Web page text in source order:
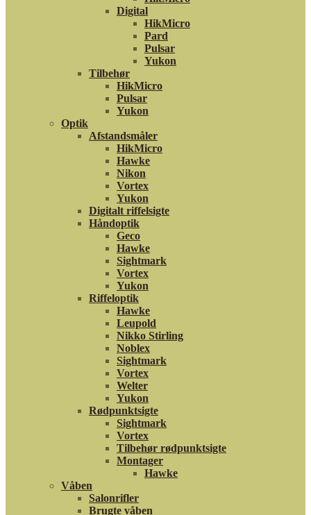
Digital
HikMicro
Pard
Pulsar
Yukon
Tilbehør
HikMicro
Pulsar
Yukon
Optik
Afstandsmåler
HikMicro
Hawke
Nikon
Vortex
Yukon
Digitalt riffelsigte
Håndoptik
Geco
Hawke
Sightmark
Vortex
Yukon
Riffeloptik
Hawke
Leupold
Nikko Stirling
Noblex
Sightmark
Vortex
Welter
Yukon
Rødpunktsigte
Sightmark
Vortex
Tilbehør rødpunktsigte
Montager
Hawke
Våben
Salonrifler
Brugte våben